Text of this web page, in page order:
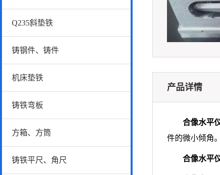
Q235斜垫铁
铸钢件、铸件
机床垫铁
铸铁弯板
方箱、方筒
铸铁平尺、角尺
产品详情
合像水平
件的微小倾角
合像水平